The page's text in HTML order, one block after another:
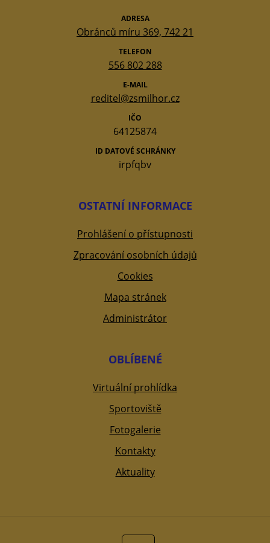
ADRESA
Obránců míru 369, 742 21
TELEFON
556 802 288
E-MAIL
reditel@zsmilhor.cz
IČO
64125874
ID DATOVÉ SCHRÁNKY
irpfqbv
OSTATNÍ INFORMACE
Prohlášení o přístupnosti
Zpracování osobních údajů
Cookies
Mapa stránek
Administrátor
OBLÍBENÉ
Virtuální prohlídka
Sportoviště
Fotogalerie
Kontakty
Aktuality